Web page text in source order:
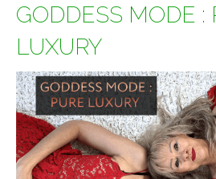
GODDESS MODE :
LUXURY